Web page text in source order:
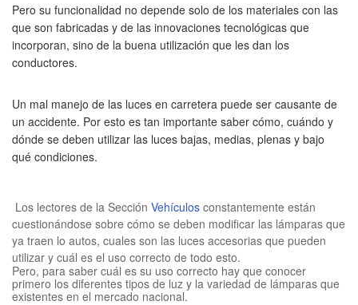
Pero su funcionalidad no depende solo de los materiales con las
que son fabricadas y de las innovaciones tecnológicas que
incorporan, sino de la buena utilización que les dan los
conductores.
Un mal manejo de las luces en carretera puede ser causante de
un accidente. Por esto es tan importante saber cómo, cuándo y
dónde se deben utilizar las luces bajas, medias, plenas y bajo
qué condiciones.
Los lectores de la Sección Vehículos constantemente están
cuestionándose sobre cómo se deben modificar las lámparas que
ya traen lo autos, cuales son las luces accesorias que pueden
utilizar y cuál es el uso correcto de todo esto.
Pero, para saber cuál es su uso correcto hay que conocer
primero los diferentes tipos de luz y la variedad de lámparas que
existentes en el mercado nacional.